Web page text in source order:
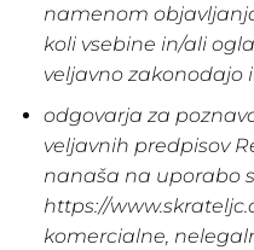
namenom
koli vsebine in/ali
veljavno zakonodajo
odgovarja za
veljavnih predpisov
nanaša na uporabo
https://
komercialne,